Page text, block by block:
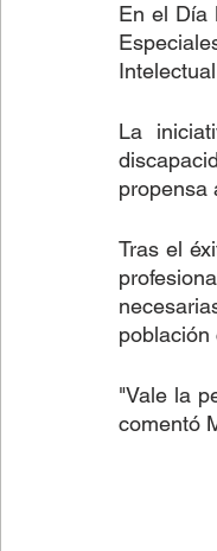
Lectura fácilEn el Día
La
propensa
Tras el
población
"Vale la
comentó